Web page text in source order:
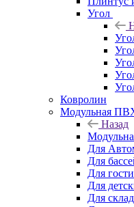
Угол
Ковролин
Модульная
Назад
Для
Для
Для
Для
Для